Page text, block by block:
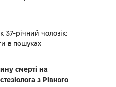
37-річний чоловік:
в пошуках
смерті на
з Рівного